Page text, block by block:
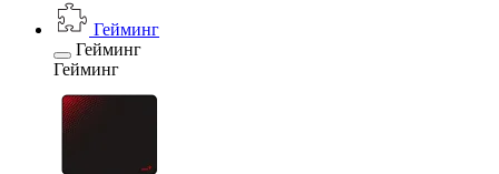
Гейминг
Гейминг
Гейминг